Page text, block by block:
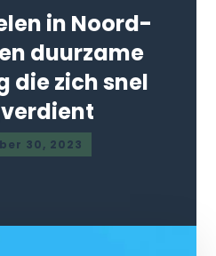
in Noord-
duurzame
die zich snel
30, 2023